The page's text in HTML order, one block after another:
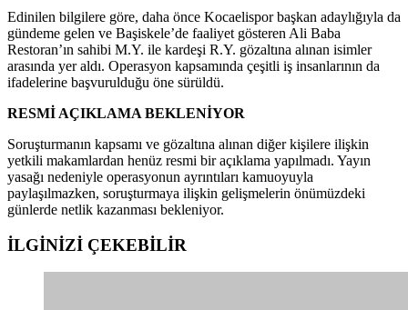
Edinilen bilgilere göre, daha önce Kocaelispor başkan adaylığıyla da
gündeme gelen ve Başiskele’de faaliyet gösteren Ali Baba
Restoran’ın sahibi M.Y. ile kardeşi R.Y. gözaltına alınan isimler
arasında yer aldı. Operasyon kapsamında çeşitli iş insanlarının da
ifadelerine başvurulduğu öne sürüldü.
RESMİ AÇIKLAMA BEKLENİYOR
Soruşturmanın kapsamı ve gözaltına alınan diğer kişilere ilişkin
yetkili makamlardan henüz resmi bir açıklama yapılmadı. Yayın
yasağı nedeniyle operasyonun ayrıntıları kamuoyuyla
paylaşılmazken, soruşturmaya ilişkin gelişmelerin önümüzdeki
günlerde netlik kazanması bekleniyor.
İLGİNİZİ ÇEKEBİLİR